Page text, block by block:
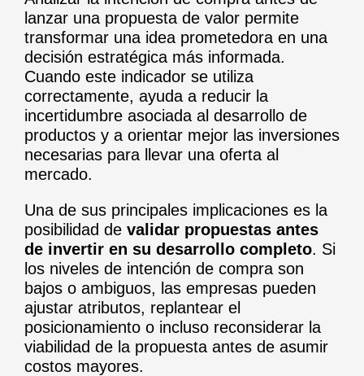
lanzar una propuesta de valor permite
transformar una idea prometedora en una
decisión estratégica más informada.
Cuando este indicador se utiliza
correctamente, ayuda a reducir la
incertidumbre asociada al desarrollo de
productos y a orientar mejor las inversiones
necesarias para llevar una oferta al
mercado.
Una de sus principales implicaciones es la
posibilidad de validar propuestas antes
de invertir en su desarrollo completo. Si
los niveles de intención de compra son
bajos o ambiguos, las empresas pueden
ajustar atributos, replantear el
posicionamiento o incluso reconsiderar la
viabilidad de la propuesta antes de asumir
costos mayores.